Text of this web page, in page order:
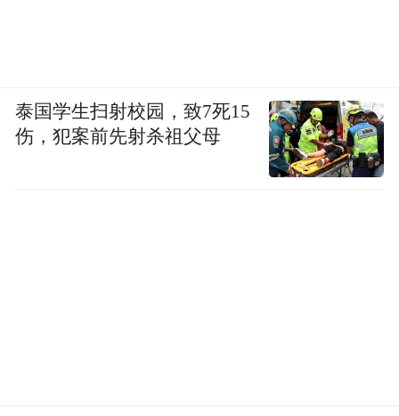
泰国学生扫射校园，致7死15
伤，犯案前先射杀祖父母